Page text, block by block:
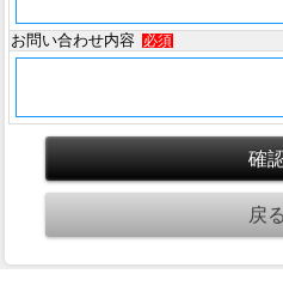
お問い合わせ内容
必須